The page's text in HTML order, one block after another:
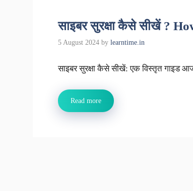
साइबर सुरक्षा कैसे सीखें ?
5 August 2024 by learntime.in
साइबर सुरक्षा कैसे सीखें: एक विस्तृत गाइड
Read more